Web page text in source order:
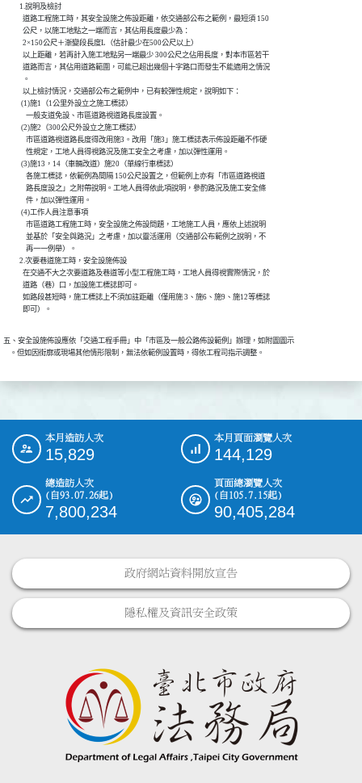
          1.說明及檢討
            道路工程施工時，其安全設施之佈設距離，依交通部公布之範例，最短須 150
            公尺，以施工地點之一端而言，其佔用長度最少為：
            2×150公尺＋漸變段長度L（估計最少在500公尺以上）
            以上距離，若再計入施工地點另一端最少 300公尺之佔用長度，對本市區若干
            道路而言，其佔用道路範圍，可能已超出幾個十字路口而發生不能適用之情況
            。
            以上檢討情況，交通部公布之範例中，已有較彈性規定，說明如下：
           (1)施1（1公里外設立之施工標誌）
              一般支道免設、市區道路視道路長度設置。
           (2)施2（300公尺外設立之施工標誌）
              市區道路視道路長度得改用施3。改用「施3」施工標誌表示佈設距離不作硬
              性規定，工地人員得視路況及施工安全之考慮，加以彈性運用。
           (3)施13，14（車輛改道）施20（單線行車標誌）
              各施工標誌，依範例為間隔 150公尺設置之，但範例上亦有「市區道路視道
              路長度設之」之附帶說明。工地人員得依此項說明，參酌路況及施工安全條
              件，加以彈性運用。
           (4)工作人員注意事項
              市區道路工程施工時，安全設施之佈設問題，工地施工人員，應依上述說明
              並基於「安全與路況」之考慮，加以靈活運用（交通部公布範例之說明，不
              再一一例舉）。
          2.次要巷道施工時，安全設施佈設
            在交通不大之次要道路及巷道等小型工程施工時，工地人員得視實際情況，於
            道路（巷）口，加設施工標誌即可。
            如路段甚短時，施工標誌上不須加註距離（僅用施 3、施6、施9、施12等標誌
            即可）。
五、安全設施佈設應依「交通工程手冊」中「市區及一般公路佈設範例」辦理，如附圖圖示
    。但如因街廓或現場其他情形限制，無法依範例設置時，得依工程司指示調整。
::: 本月造訪人次
15,829
本月頁面瀏覽人次
144,129
總造訪人次
(自93.07.26起)
7,800,234
頁面總瀏覽人次
(自105.7.15起)
90,405,284
政府網站資料開放宣告
隱私權及資訊安全政策